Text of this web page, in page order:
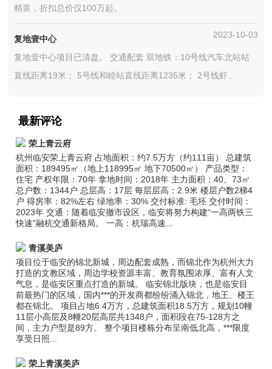
精装，折扣总价仅100万起。
复地壹中心 2023-10-03
复地壹中心项目已清盘。 交通配套 双地铁：10号线汽车北站站
直线距离19米； 5号线和睦站直线距离1235米； 2号线虾...
最新评论
荣上青云府
杭州临安荣上青云府 占地面积：约7.5万方（约111亩） 总建筑
面积：189495㎡（地上118995㎡ 地下70500㎡） 产品类型：
住宅 产权年限：70年 拿地时间：2018年 主力面积：40、73㎡
总户数：1344户 总层高：17层 每层层高：2.9米 楼层户数2梯4
户 得房率：82%左右 绿地率：30% 交付标准: 毛坯 交付时间：
2023年 交通：随着临安撤市设区，临安将努力构建“一高两铁三
快速”融杭交通新格局。 一高：杭瑞高速...
青溪美庐
项目位于临安的锦北新城，周边配套成熟，而锦北作为杭州大力
打造的文教区域，周边学校资源丰富、教育氛围浓厚、富有人文
气息，是临安区重点打造的新城。 临安锦北版块，也是临安目
前最热门的区域，国内***的开发商都纷纷涌入锦北，地王、楼王
都在锦北。 项目占地6.4万方，总建筑面积18.5万方，规划10幢
11层小高层及8幢20层高层共1348户，面积段在75-128方之
间，主力户型是89方。 整个项目楼栋分布呈南低北高，***限度
享受日照...
荣上青溪美庐